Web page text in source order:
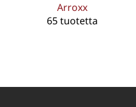
Arroxx
65 tuotetta